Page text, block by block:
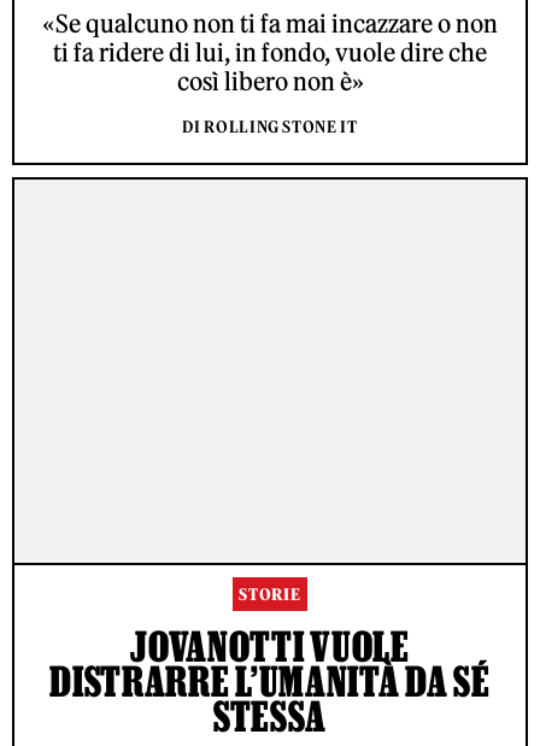
«Se qualcuno non ti fa mai incazzare o non
ti fa ridere di lui, in fondo, vuole dire che
così libero non è»
DI ROLLING STONE IT
STORIE
JOVANOTTI VUOLE
DISTRARRE L’UMANITÀ DA SÉ
STESSA